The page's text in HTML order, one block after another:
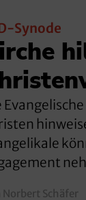
Synode
Norbert Schäfer